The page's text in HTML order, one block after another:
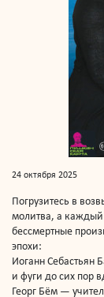
24 октября 2025
Погрузитесь в
молитва, а каждый
бессмертные
эпохи:
Иоганн
и фуги до сих пор
Георг Бём —